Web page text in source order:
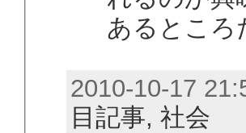
あるところ
2010-10-17
目記事, 社会